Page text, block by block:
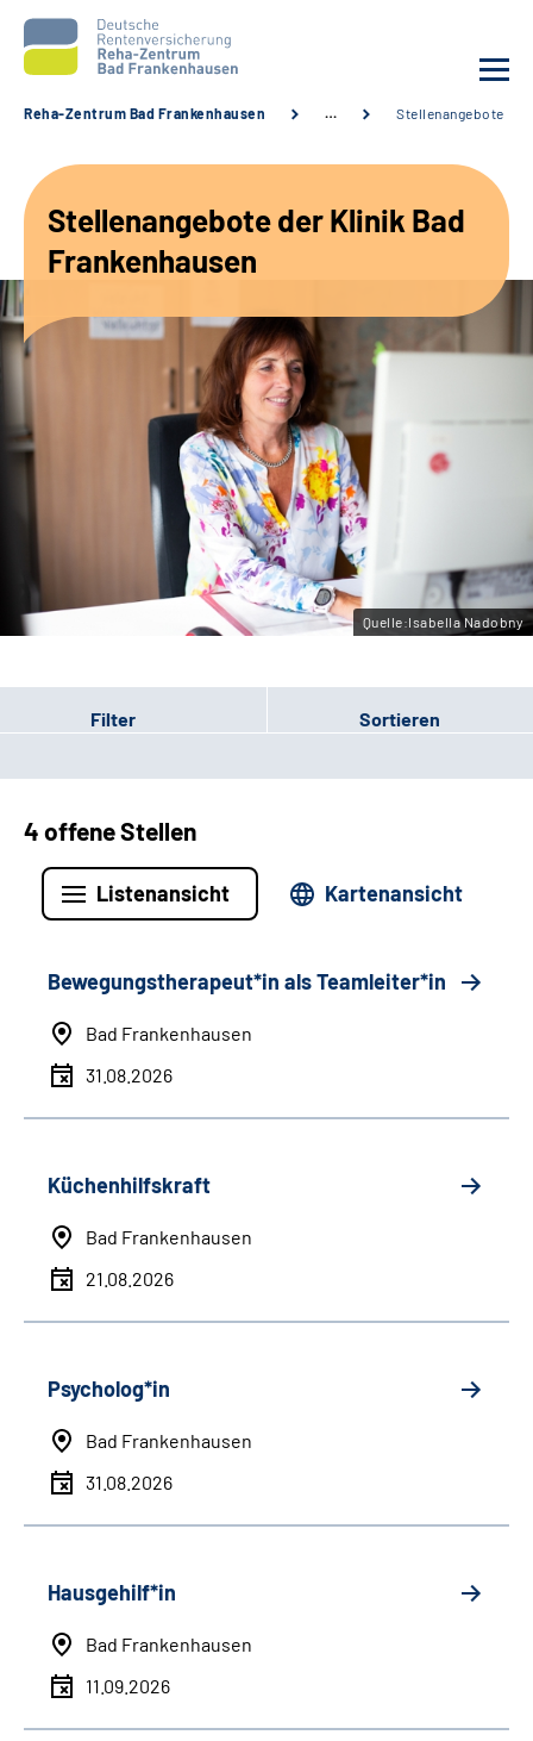
Unsere Angebote
Karriere
Sozialdienste & Zuweisende
Leichte Sprache
Gebärdensprache
Reha-Zentrum Bad Frankenhausen … Stellenangebote
Stellenangebote der Klinik Bad
Frankenhausen
Quelle:Isabella Nadobny
Filter Sortieren
4 offene Stellen
Listenansicht Kartenansicht
Bewegungstherapeut*in als Teamleiter*in
Bad Frankenhausen
31.08.2026
Küchenhilfskraft
Bad Frankenhausen
21.08.2026
Psycholog*in
Bad Frankenhausen
31.08.2026
Hausgehilf*in
Bad Frankenhausen
11.09.2026